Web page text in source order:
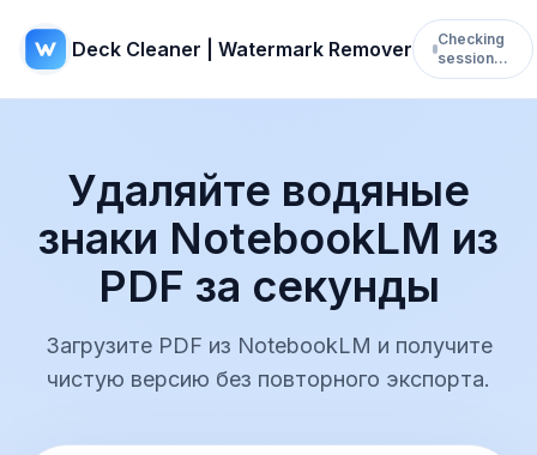
Deck Cleaner | Watermark Remover
Checking
session…
Удаляйте водяные
знаки NotebookLM из
PDF за секунды
Загрузите PDF из NotebookLM и получите
чистую версию без повторного экспорта.